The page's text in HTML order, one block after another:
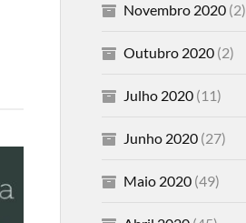
Novembro 2020(2)
Outubro 2020(2)
Julho 2020(11)
Junho 2020(27)
Maio 2020(49)